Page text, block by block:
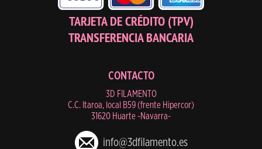
TARJETA DE CRÉDITO (TPV)
TRANSFERENCIA BANCARIA
CONTACTO
3D FILAMENTO
C.C. Itaroa, local B59 (frente Hipercor)
31620 Huarte -Navarra-
info@3dfilamento.es